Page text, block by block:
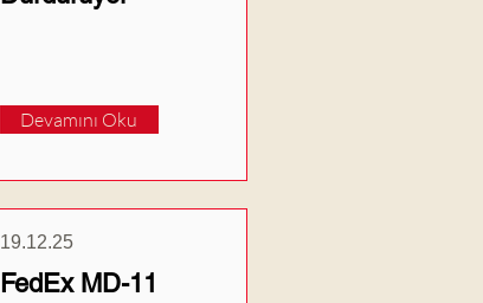
Devamını Oku
19.12.25
FedEx MD-11